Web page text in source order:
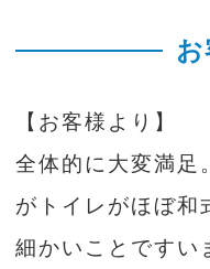
【お客様より】
全体的に大変満足
がトイレがほぼ和
細かいことですい